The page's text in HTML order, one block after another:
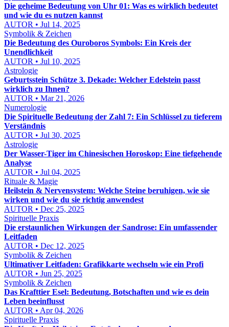
Die geheime Bedeutung von Uhr 01: Was es wirklich bedeutet
und wie du es nutzen kannst
AUTOR • Jul 14, 2025
Symbolik & Zeichen
Die Bedeutung des Ouroboros Symbols: Ein Kreis der
Unendlichkeit
AUTOR • Jul 10, 2025
Astrologie
Geburtsstein Schütze 3. Dekade: Welcher Edelstein passt
wirklich zu Ihnen?
AUTOR • Mar 21, 2026
Numerologie
Die Spirituelle Bedeutung der Zahl 7: Ein Schlüssel zu tieferem
Verständnis
AUTOR • Jul 30, 2025
Astrologie
Der Wasser-Tiger im Chinesischen Horoskop: Eine tiefgehende
Analyse
AUTOR • Jul 04, 2025
Rituale & Magie
Heilstein & Nervensystem: Welche Steine beruhigen, wie sie
wirken und wie du sie richtig anwendest
AUTOR • Dec 25, 2025
Spirituelle Praxis
Die erstaunlichen Wirkungen der Sandrose: Ein umfassender
Leitfaden
AUTOR • Dec 12, 2025
Symbolik & Zeichen
Ultimativer Leitfaden: Grafikkarte wechseln wie ein Profi
AUTOR • Jun 25, 2025
Symbolik & Zeichen
Das Krafttier Esel: Bedeutung, Botschaften und wie es dein
Leben beeinflusst
AUTOR • Apr 04, 2026
Spirituelle Praxis